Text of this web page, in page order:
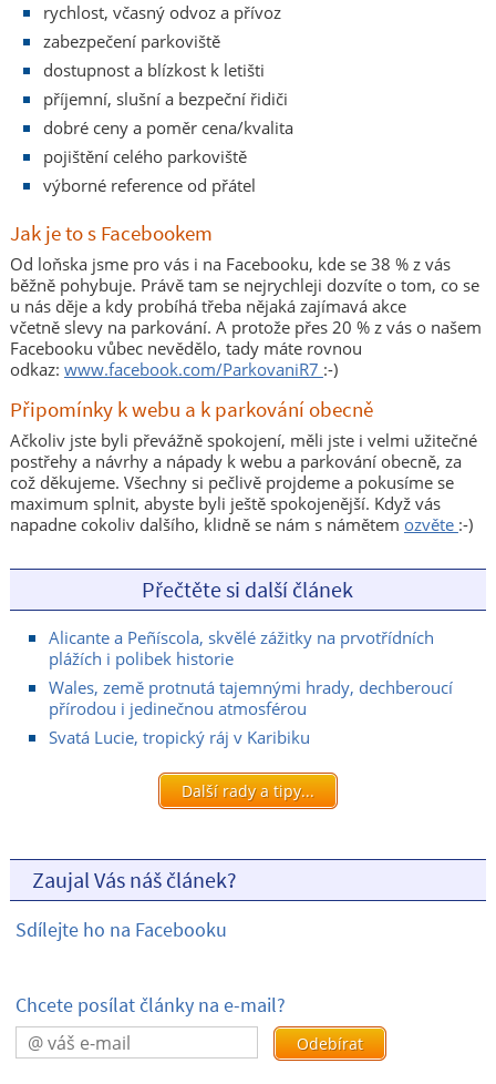
rychlost, včasný odvoz a přívoz
zabezpečení parkoviště
dostupnost a blízkost k letišti
příjemní, slušní a bezpeční řidiči
dobré ceny a poměr cena/kvalita
pojištění celého parkoviště
výborné reference od přátel
Jak je to s Facebookem
Od loňska jsme pro vás i na Facebooku, kde se 38 % z vás
běžně pohybuje. Právě tam se nejrychleji dozvíte o tom, co se
u nás děje a kdy probíhá třeba nějaká zajímavá akce
včetně slevy na parkování. A protože přes 20 % z vás o našem
Facebooku vůbec nevědělo, tady máte rovnou
odkaz: www.facebook.com/ParkovaniR7 :-)
Připomínky k webu a k parkování obecně
Ačkoliv jste byli převážně spokojení, měli jste i velmi užitečné
postřehy a návrhy a nápady k webu a parkování obecně, za
což děkujeme. Všechny si pečlivě projdeme a pokusíme se
maximum splnit, abyste byli ještě spokojenější. Když vás
napadne cokoliv dalšího, klidně se nám s námětem ozvěte :-)
Přečtěte si další článek
Alicante a Peñíscola, skvělé zážitky na prvotřídních
plážích i polibek historie
Wales, země protnutá tajemnými hrady, dechberoucí
přírodou i jedinečnou atmosférou
Svatá Lucie, tropický ráj v Karibiku
Další rady a tipy...
Zaujal Vás náš článek?
Sdílejte ho na Facebooku
Chcete posílat články na e-mail?